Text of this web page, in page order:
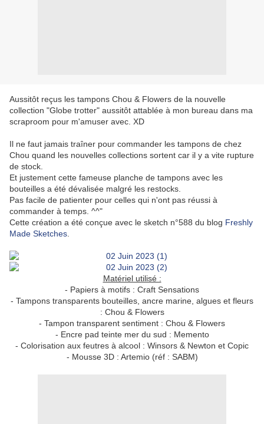
Aussitôt reçus les tampons Chou & Flowers de la nouvelle
collection "Globe trotter" aussitôt attablée à mon bureau dans ma
scraproom pour m'amuser avec. XD
Il ne faut jamais traîner pour commander les tampons de chez
Chou quand les nouvelles collections sortent car il y a vite rupture
de stock.
Et justement cette fameuse planche de tampons avec les
bouteilles a été dévalisée malgré les restocks.
Pas facile de patienter pour celles qui n'ont pas réussi à
commander à temps. ^^"
Cette création a été conçue avec le sketch n°588 du blog Freshly
Made Sketches
Matériel utilisé :
- Papiers à motifs : Craft Sensations
- Tampons transparents bouteilles, ancre marine, algues et fleurs
: Chou & Flowers
- Tampon transparent sentiment : Chou & Flowers
- Encre pad teinte mer du sud : Memento
- Colorisation aux feutres à alcool : Winsors & Newton et Copic
- Mousse 3D : Artemio (réf : SABM)